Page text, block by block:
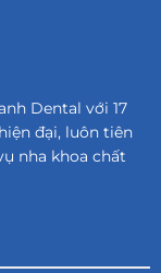
Dental với 17
đại, luôn tiên
nha khoa chất